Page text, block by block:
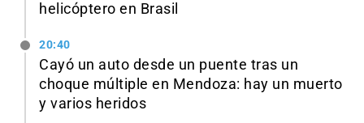
helicóptero en Brasil
20:40
Cayó un auto desde un puente tras un
choque múltiple en Mendoza: hay un muerto
y varios heridos